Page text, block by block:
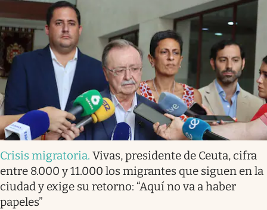
Crisis migratoria. Vivas, presidente de Ceuta, cifra
entre 8.000 y 11.000 los migrantes que siguen en la
ciudad y exige su retorno: “Aquí no va a haber
papeles”